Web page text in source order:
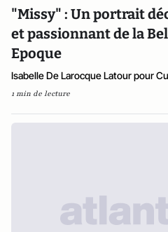
"Missy" : Un portrait
et passionnant de la
Epoque
Isabelle De Larocque Latour pour
1 min de lecture